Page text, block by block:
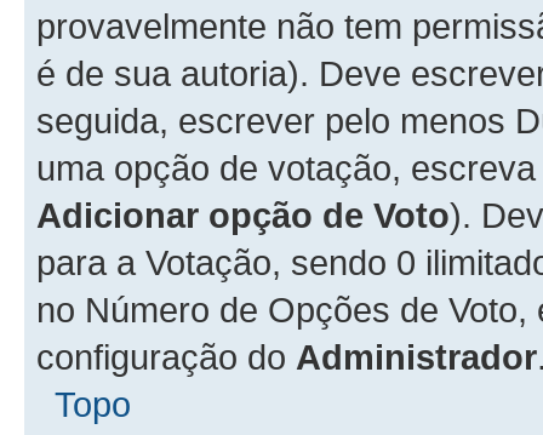
provavelmente não tem
é de sua autoria). Deve
seguida, escrever pelo menos
uma opção de votação,
Adicionar opção de Voto).
para a Votação, sendo 0
no Número de Opções de
configuração do Administrador
Topo